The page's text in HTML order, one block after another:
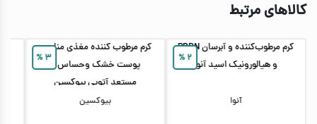
کالاهای مرتبط
۲ %
کرم مرطوب‌کننده و آبرسان PDRN
و هیالورونیک اسید آنوا
آنوا
۳%
کرم مرطوب کننده مغذی مناسب
پوست خشک وحساس و
مستعد آتوپی بیوکسین
بیوکسین